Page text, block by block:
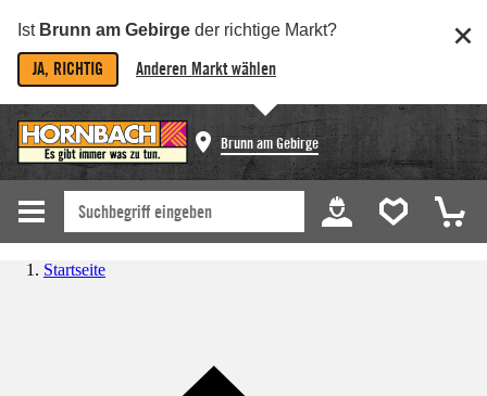
Ist Brunn am Gebirge der richtige Markt?
JA, RICHTIG Anderen Markt wählen
Brunn am Gebirge
Startseite